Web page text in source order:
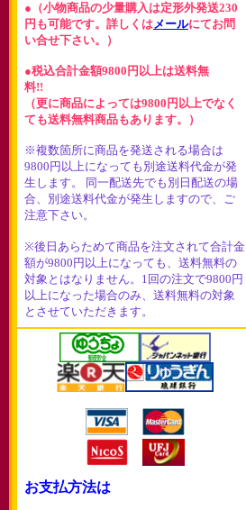
●（小物商品の少量購入は定形外発送230
円も可能です。詳しくはメールにてお問
い合せ下さい。）
●税込合計金額9800円以上は送料無
料!!
（更に商品によっては9800円以上でなく
ても送料無料商品もあります。）
※複数箇所に商品を発送される場合は
9800円以上になっても別途送料代金が発
生します。 同一配送先でも別日配送の場
合、別途送料代金が発生しますので、ご
注意下さい。
※後日あらためて商品を注文されて合計金
額が9800円以上になっても、送料無料の
対象とはなりません。1回の注文で9800円
以上になった場合のみ、送料無料の対象
とさせていただきます。
お支払方法は